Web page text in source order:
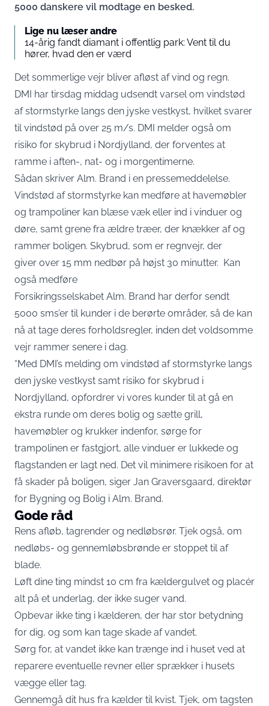
5000 danskere vil modtage en besked.
Lige nu læser andre
14-årig fandt diamant i offentlig park: Vent til du
hører, hvad den er værd
Det sommerlige vejr bliver afløst af vind og regn.
DMI har tirsdag middag udsendt varsel om vindstød
af stormstyrke langs den jyske vestkyst, hvilket svarer
til vindstød på over 25 m/s. DMI melder også om
risiko for skybrud i Nordjylland, der forventes at
ramme i aften-, nat- og i morgentimerne.
Sådan skriver Alm. Brand i en pressemeddelelse.
Vindstød af stormstyrke kan medføre at havemøbler
og trampoliner kan blæse væk eller ind i vinduer og
døre, samt grene fra ældre træer, der knækker af og
rammer boligen. Skybrud, som er regnvejr, der
giver over 15 mm nedbør på højst 30 minutter. Kan
også medføre
Forsikringsselskabet Alm. Brand har derfor sendt
5000 sms’er til kunder i de berørte områder, så de kan
nå at tage deres forholdsregler, inden det voldsomme
vejr rammer senere i dag.
“Med DMI’s melding om vindstød af stormstyrke langs
den jyske vestkyst samt risiko for skybrud i
Nordjylland, opfordrer vi vores kunder til at gå en
ekstra runde om deres bolig og sætte grill,
havemøbler og krukker indenfor, sørge for
trampolinen er fastgjort, alle vinduer er lukkede og
flagstanden er lagt ned. Det vil minimere risikoen for at
få skader på boligen, siger Jan Graversgaard, direktør
for Bygning og Bolig i Alm. Brand.
Gode råd
Rens afløb, tagrender og nedløbsrør. Tjek også, om
nedløbs- og gennemløbsbrønde er stoppet til af
blade.
Løft dine ting mindst 10 cm fra kældergulvet og placér
alt på et underlag, der ikke suger vand.
Opbevar ikke ting i kælderen, der har stor betydning
for dig, og som kan tage skade af vandet.
Sørg for, at vandet ikke kan trænge ind i huset ved at
reparere eventuelle revner eller sprækker i husets
vægge eller tag.
Gennemgå dit hus fra kælder til kvist. Tjek, om tagsten